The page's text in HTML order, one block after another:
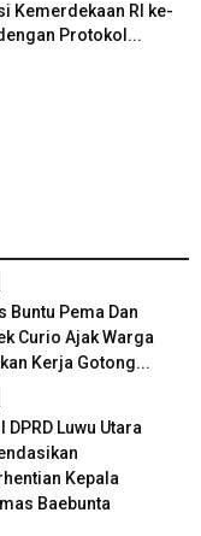
Kemerdekaan RI ke-
Protokol...
Buntu Pema Dan
Curio Ajak Warga
Kerja Gotong...
DPRD Luwu Utara
Kepala
Baebunta